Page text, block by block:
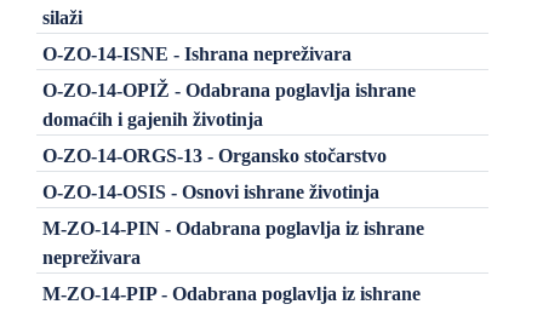
silaži
O-ZO-14-ISNE - Ishrana nepreživara
O-ZO-14-OPIŽ - Odabrana poglavlja ishrane
domaćih i gajenih životinja
O-ZO-14-ORGS-13 - Organsko stočarstvo
O-ZO-14-OSIS - Osnovi ishrane životinja
M-ZO-14-PIN - Odabrana poglavlja iz ishrane
nepreživara
M-ZO-14-PIP - Odabrana poglavlja iz ishrane